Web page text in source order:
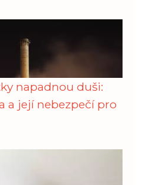
napadnou duši:
a její nebezpečí pro